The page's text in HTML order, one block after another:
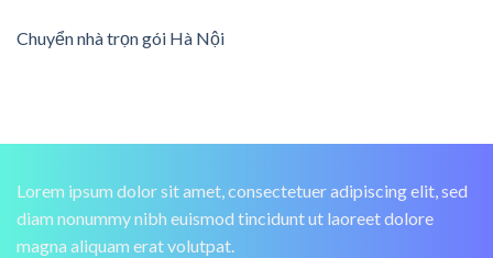
Chuyển nhà trọn gói Hà Nội
Lorem ipsum dolor sit amet, consectetuer adipiscing elit, sed
diam nonummy nibh euismod tincidunt ut laoreet dolore
magna aliquam erat volutpat.